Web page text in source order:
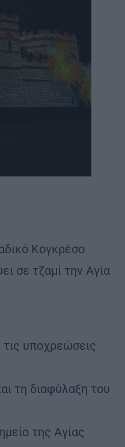
Κογκρέσο
σε τζαμί την Αγία
υποχρεώσεις
τη διαφύλαξη του
της Αγίας